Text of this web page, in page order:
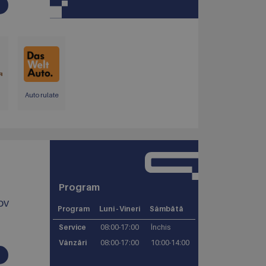
Auto rulate
Program
Program Luni - Vineri Sâmbătă
Service 08:00-17:00
Închis
Vânzări
08:00-17:00 10:00-14:00